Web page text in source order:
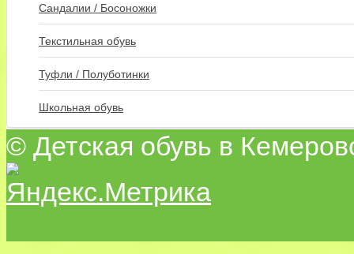
Сандалии / Босоножки
Текстильная обувь
Туфли / Полуботинки
Школьная обувь
© Детская обувь в